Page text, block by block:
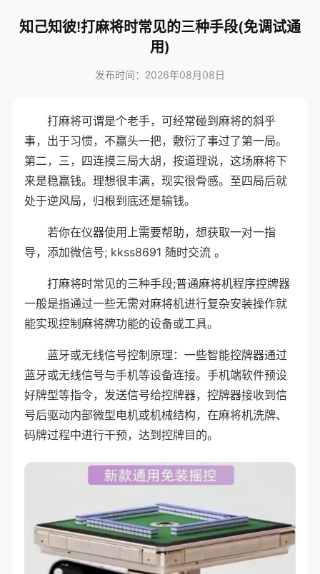
知己知彼!打麻将时常见的三种手段(免调试通
用)
发布时间：2026年08月08日
打麻将可谓是个老手，可经常碰到麻将的斜乎
事，出于习惯，不赢头一把，敷衍了事过了第一局。
第二，三，四连摸三局大胡，按道理说，这场麻将下
来是稳赢钱。理想很丰满，现实很骨感。至四局后就
处于逆风局，归根到底还是输钱。
若你在仪器使用上需要帮助，想获取一对一指
导，添加微信号; kkss8691 随时交流 。
打麻将时常见的三种手段;普通麻将机程序控牌器
一般是指通过一些无需对麻将机进行复杂安装操作就
能实现控制麻将牌功能的设备或工具。
蓝牙或无线信号控制原理：一些智能控牌器通过
蓝牙或无线信号与手机等设备连接。手机端软件预设
好牌型等指令，发送信号给控牌器，控牌器接收到信
号后驱动内部微型电机或机械结构，在麻将机洗牌、
码牌过程中进行干预，达到控牌目的。